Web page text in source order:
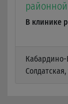
В клинике
Кабардино-